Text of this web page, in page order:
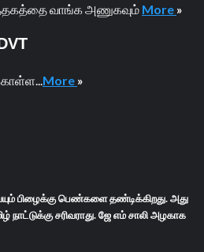
வாங்க அணுகவும் More »
More »
பிழைக்கு பெண்களை தண்டிக்கிறது. அது
நாட்டுக்கு சரிவராது. ஜே எம் சாலி அழகாக